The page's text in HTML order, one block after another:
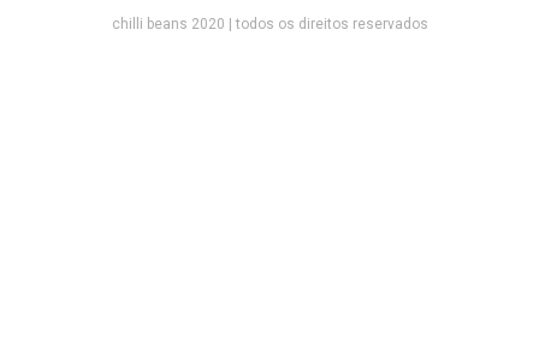
chilli beans 2020 | todos os direitos reservados